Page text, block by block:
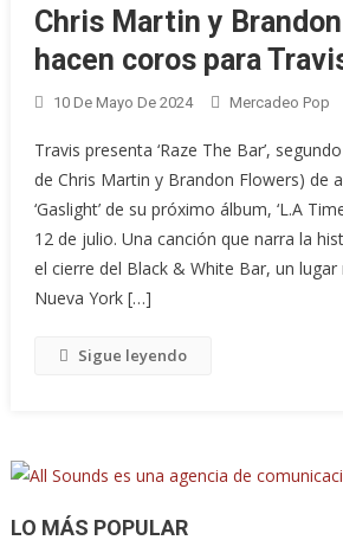
Chris Martin y
hacen coros para
10 De Mayo De 2024 Mercadeo Pop
Travis presenta ‘Raze The Bar’,
de Chris Martin y Brandon Flowers) de
‘Gaslight’ de su próximo álbum, ‘L.A
12 de julio. Una canción que narra la
el cierre del Black & White Bar, un
Nueva York […]
Sigue leyendo
LO MÁS POPULAR